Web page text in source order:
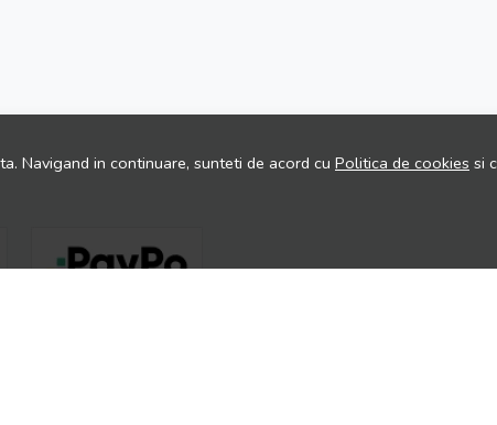
Navigand in continuare, sunteti de acord cu Politica de cookies si